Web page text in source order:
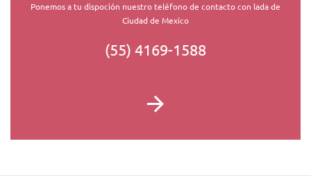
Ponemos a tu dispoción nuestro teléfono de contacto con lada de
Ciudad de Mexico
(55) 4169-1588